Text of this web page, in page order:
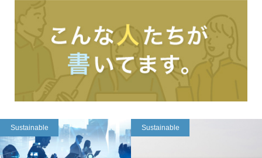
Sustainable Sustainable